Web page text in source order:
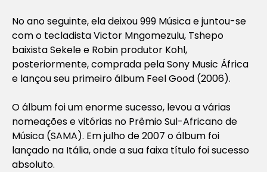
No ano seguinte, ela deixou 999 Música e juntou-se
com o tecladista Victor Mngomezulu, Tshepo
baixista Sekele e Robin produtor Kohl,
posteriormente, comprada pela Sony Music África
e lançou seu primeiro álbum Feel Good (2006).
O álbum foi um enorme sucesso, levou a várias
nomeações e vitórias no Prêmio Sul-Africano de
Música (SAMA). Em julho de 2007 o álbum foi
lançado na Itália, onde a sua faixa título foi sucesso
absoluto.